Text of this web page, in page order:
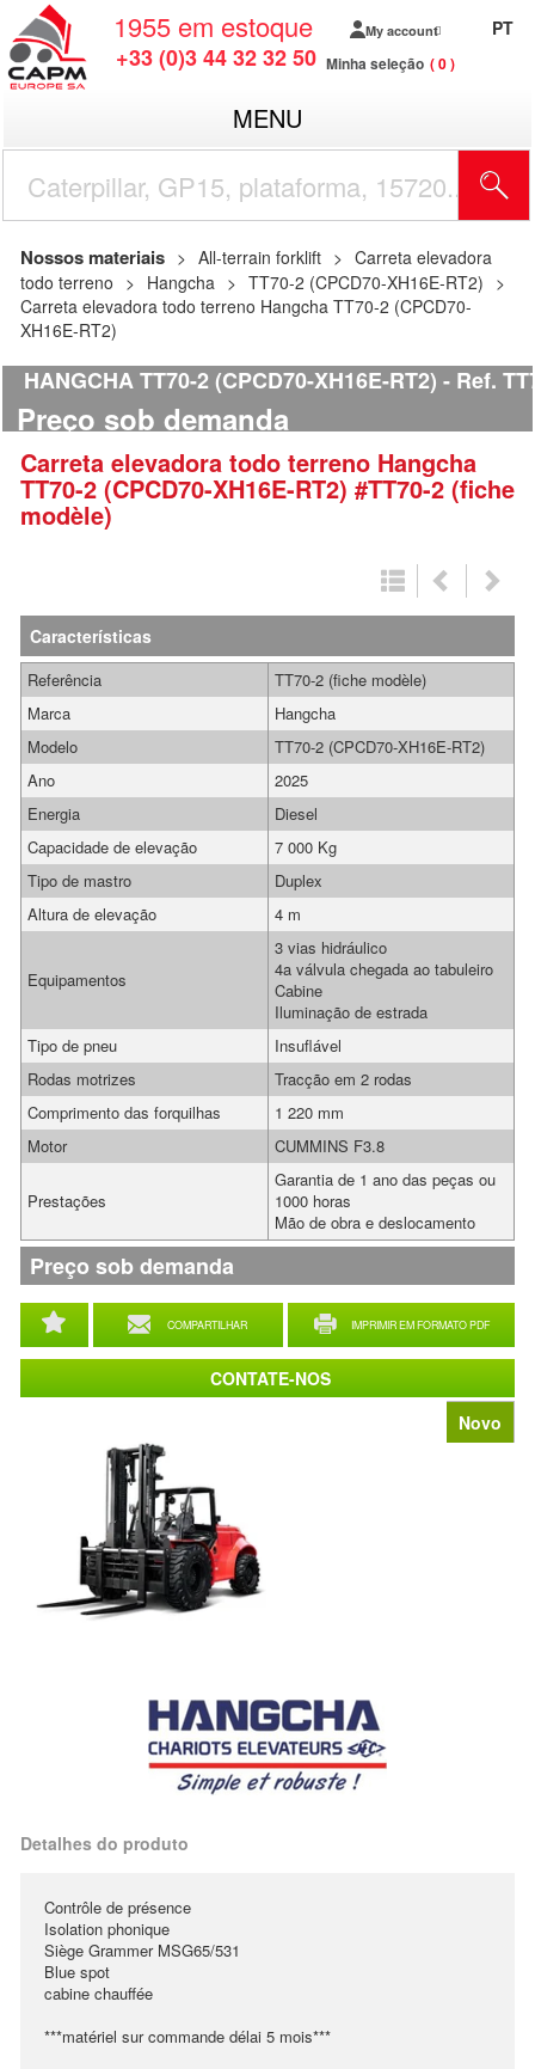
1955 em estoque
+33 (0)3 44 32 32 50
My account
Minha seleção 0
PT
MENU
Nossos materiais All-terrain forklift
Carreta elevadora
todo terreno
Hangcha
TT70-2 (CPCD70-XH16E-RT2)
Carreta elevadora todo terreno Hangcha TT70-2 (CPCD70-
XH16E-RT2)
HANGCHA TT70-2 (CPCD70-XH16E-RT2) Ref.
Preço sob demanda
Carreta elevadora todo terreno Hangcha
TT70-2 (CPCD70-XH16E-RT2) #TT70-2 (fiche
modèle)
Novo
Características
COMPARTILHAR IMPRIMIR EM FORMATO PDF
Referência
TT70-2 (fiche modèle)
Marca
Hangcha
Modelo
TT70-2 (CPCD70-XH16E-RT2)
Ano
2025
Energia
Diesel
Capacidade de elevação
7 000 Kg
Tipo de mastro
Duplex
Altura de elevação
4 m
Equipamentos
3 vias hidráulico
4a válvula chegada ao tabuleiro
Cabine
Iluminação de estrada
Tipo de pneu
Insuflável
Rodas motrizes
Tracção em 2 rodas
Comprimento das forquilhas
1 220 mm
Motor
CUMMINS F3.8
Prestações
Garantia de 1 ano das peças ou
1000 horas
Mão de obra e deslocamento
Preço sob demanda
Detalhes do produto
Contrôle de présence
Isolation phonique
Siège Grammer MSG65/531
Blue spot
cabine chauffée
***matériel sur commande délai 5 mois***
CONTATE-NOS